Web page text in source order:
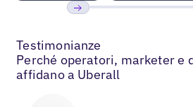
Testimonianze
Perché operatori, marketer e
affidano a Uberall